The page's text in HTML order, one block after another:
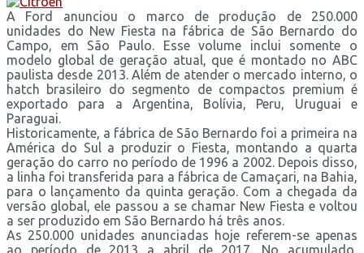
A Ford anunciou o marco de produção de 250.000
unidades do New Fiesta na fábrica de São Bernardo do
Campo, em São Paulo. Esse volume inclui somente o
modelo global de geração atual, que é montado no ABC
paulista desde 2013. Além de atender o mercado interno, o
hatch brasileiro do segmento de compactos premium é
exportado para a Argentina, Bolívia, Peru, Uruguai e
Paraguai.
Historicamente, a fábrica de São Bernardo foi a primeira na
América do Sul a produzir o Fiesta, montando a quarta
geração do carro no período de 1996 a 2002. Depois disso,
a linha foi transferida para a fábrica de Camaçari, na Bahia,
para o lançamento da quinta geração. Com a chegada da
versão global, ele passou a se chamar New Fiesta e voltou
a ser produzido em São Bernardo há três anos.
As 250.000 unidades anunciadas hoje referem-se apenas
ao período de 2013 a abril de 2017. No acumulado,